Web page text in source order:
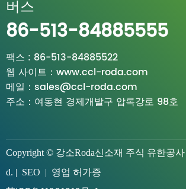
버스
86-513-84885555
팩스 : 86-513-84885522
웹 사이트： www.ccl-roda.com
메일： sales@ccl-roda.com
주소 ： 여동현 경제개발구 압록강로 98호
Copyright © 강소Roda신소재 주식 유한공사
d. ​| SEO ​| 영업 허가증